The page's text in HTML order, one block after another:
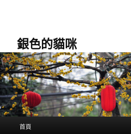
容
銀色的貓咪
首頁